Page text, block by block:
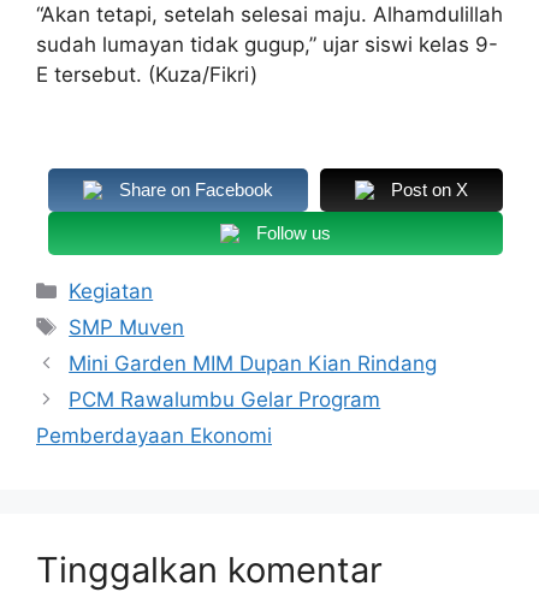
“Akan tetapi, setelah selesai maju. Alhamdulillah
sudah lumayan tidak gugup,” ujar siswi kelas 9-
E tersebut. (Kuza/Fikri)
Share on Facebook Post on X
Follow us
Kategori
Kegiatan
Tag
SMP Muven
Mini Garden MIM Dupan Kian Rindang
PCM Rawalumbu Gelar Program
Pemberdayaan Ekonomi
Tinggalkan komentar